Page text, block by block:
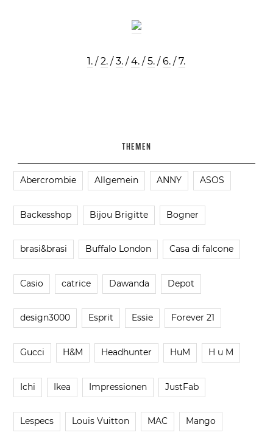
1. /2. /3. /4. /5. /6. /7.
THEMEN
Abercrombie Allgemein ANNY ASOS
Backesshop Bijou Brigitte Bogner
brasi&brasi Buffalo London Casa di falcone
Casio catrice Dawanda Depot
design3000 Esprit Essie Forever 21
Gucci H&M Headhunter HuM H u M
Ichi Ikea Impressionen JustFab
Lespecs Louis Vuitton MAC Mango